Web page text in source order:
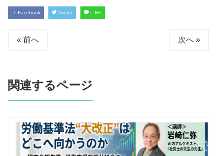
Facebook Twitter LINE
« 前へ 次へ »
関連するページ